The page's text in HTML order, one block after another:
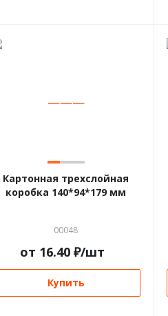
———
Картонная трехслойная
коробка 140*94*179 мм
00048
от 16.40 ₽/шт
Купить